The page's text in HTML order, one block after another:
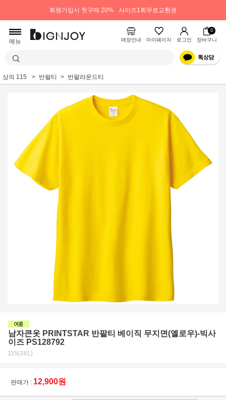
회원가입시 첫구매 20% 사이즈1회무료교환권
메뉴 매장안내 마이페이지 로그인
0
장바구니
상의 115 반팔티 반팔라운드티
남자큰옷 PRINTSTAR 반팔티 베이직 무지면(옐로우)-빅사
이즈 PS128792
115(3XL)
판매가 : 12,900원